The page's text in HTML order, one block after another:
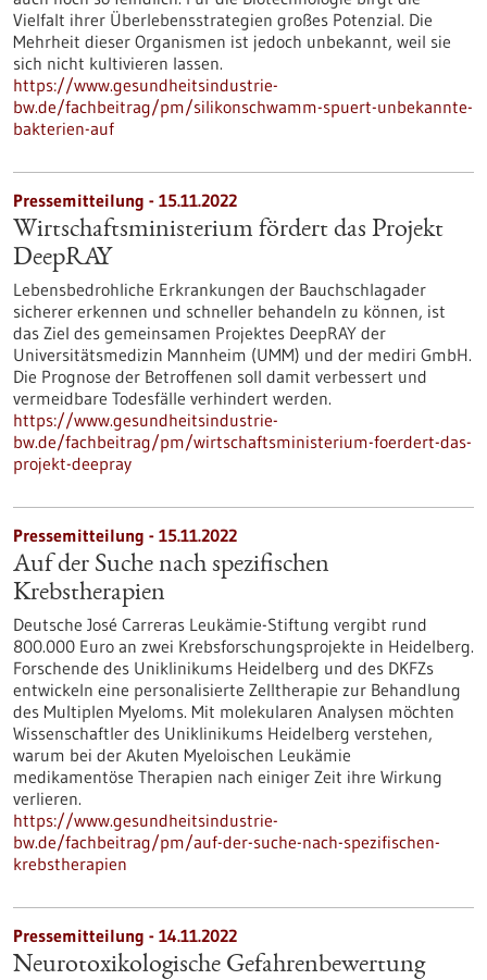
Vielfalt ihrer Überlebensstrategien großes Potenzial. Die
Mehrheit dieser Organismen ist jedoch unbekannt, weil sie
sich nicht kultivieren lassen.
https://www.gesundheitsindustrie-
bw.de/fachbeitrag/pm/silikonschwamm-spuert-unbekannte-
bakterien-auf
Pressemitteilung - 15.11.2022
Wirtschaftsministerium fördert das Projekt
DeepRAY
Lebensbedrohliche Erkrankungen der Bauchschlagader
sicherer erkennen und schneller behandeln zu können, ist
das Ziel des gemeinsamen Projektes DeepRAY der
Universitätsmedizin Mannheim (UMM) und der mediri GmbH.
Die Prognose der Betroffenen soll damit verbessert und
vermeidbare Todesfälle verhindert werden.
https://www.gesundheitsindustrie-
bw.de/fachbeitrag/pm/wirtschaftsministerium-foerdert-das-
projekt-deepray
Pressemitteilung - 15.11.2022
Auf der Suche nach spezifischen
Krebstherapien
Deutsche José Carreras Leukämie-Stiftung vergibt rund
800.000 Euro an zwei Krebsforschungsprojekte in Heidelberg.
Forschende des Uniklinikums Heidelberg und des DKFZs
entwickeln eine personalisierte Zelltherapie zur Behandlung
des Multiplen Myeloms. Mit molekularen Analysen möchten
Wissenschaftler des Uniklinikums Heidelberg verstehen,
warum bei der Akuten Myeloischen Leukämie
medikamentöse Therapien nach einiger Zeit ihre Wirkung
verlieren.
https://www.gesundheitsindustrie-
bw.de/fachbeitrag/pm/auf-der-suche-nach-spezifischen-
krebstherapien
Pressemitteilung - 14.11.2022
Neurotoxikologische Gefahrenbewertung